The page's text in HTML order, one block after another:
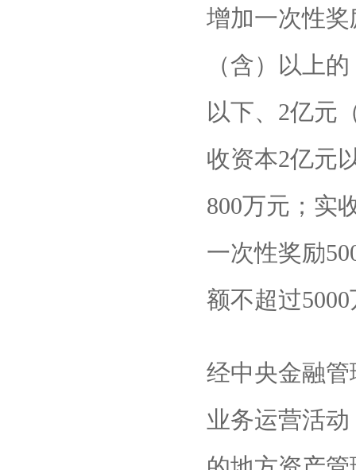
增加一次性奖
（含）以上
以下、2亿元
收资本2亿元
800万元；实
一次性奖励
额不超过
经中央金融
业务运营活